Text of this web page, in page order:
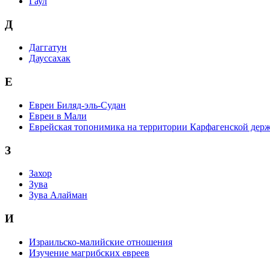
Д
Даггатун
Дауссахак
Е
Евреи Биляд-эль-Судан
Евреи в Мали
Еврейская топонимика на территории Карфагенской
З
Захор
Зува
Зува Алайман
И
Израильско-малийские отношения
Изучение магрибских евреев